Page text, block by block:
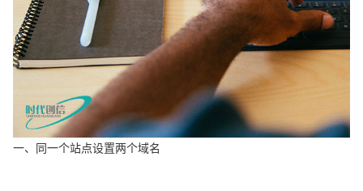
一、同一个站点设置两个域名